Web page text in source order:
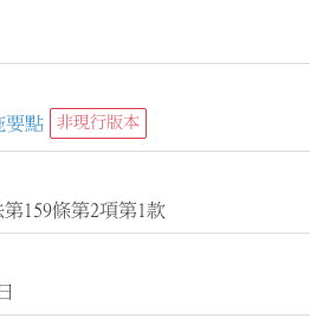
要點
非現行版本
159條第2項第1款